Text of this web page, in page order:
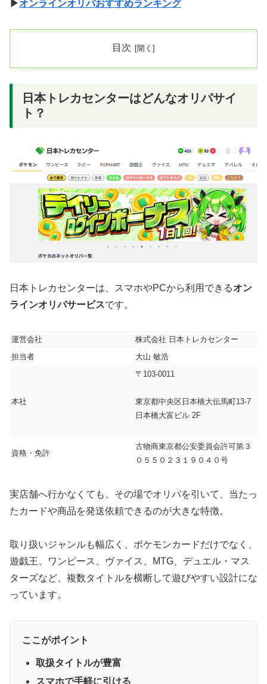
▶オンラインオリパおすすめランキング
目次
日本トレカセンターはどんなオリパサイ
ト？
日本トレカセンターは、スマホやPCから利用できるオン
ラインオリパサービスです。
運営会社
株式会社 日本トレカセンター
担当者
大山 敏浩
本社
〒103-0011
東京都中央区日本橋大伝馬町13-7
日本橋大富ビル 2F
資格・免許
古物商東京都公安委員会許可第３
０５５０２３１９０４０号
実店舗へ行かなくても、その場でオリパを引いて、当たっ
たカードや商品を発送依頼できるのが大きな特徴。
取り扱いジャンルも幅広く、ポケモンカードだけでなく、
遊戯王、ワンピース、ヴァイス、MTG、デュエル・マス
ターズなど、複数タイトルを横断して遊びやすい設計にな
っています。
ここがポイント
取扱タイトルが豊富
スマホで手軽に引ける